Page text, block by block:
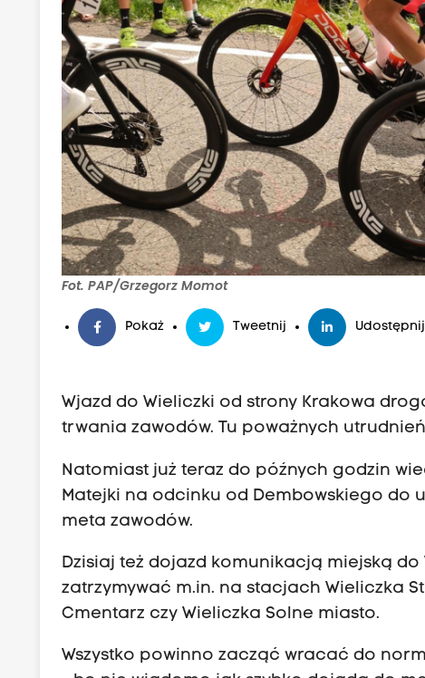
Fot. PAP/Grzegorz Momot
Pokaż Tweetnij Udostępnij
Wjazd do Wieliczki od strony Krakowa
trwania zawodów. Tu poważnych
Natomiast już teraz do późnych godzin
Matejki na odcinku od Dembowskiego do
meta zawodów.
Dzisiaj też dojazd komunikacją miejską
zatrzymywać m.in. na stacjach Wieliczka
Cmentarz czy Wieliczka Solne miasto.
Wszystko powinno zacząć wracać do